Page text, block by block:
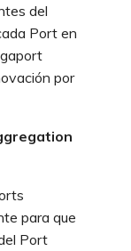
del
Port en
por
para que
Port